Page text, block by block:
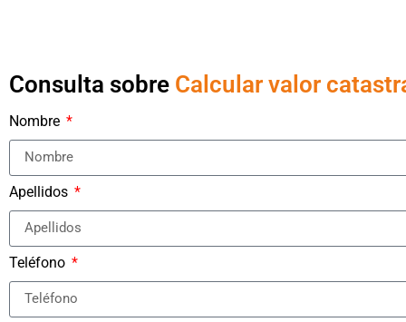
Consulta sobre Calcular valor
Nombre
Apellidos
Teléfono